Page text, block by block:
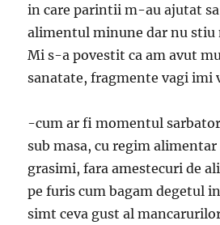
in care parintii m-au ajutat sa
alimentul minune dar nu stiu
Mi s-a povestit ca am avut
sanatate, fragmente vagi imi
-cum ar fi momentul
sub masa, cu regim
grasimi, fara amestecuri de
pe furis cum bagam degetul
simt ceva gust al